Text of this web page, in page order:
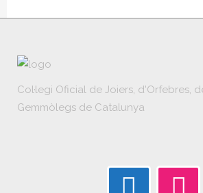
Col·legi Oficial de Joiers, d'Orfebres,
Gemmòlegs de Catalunya